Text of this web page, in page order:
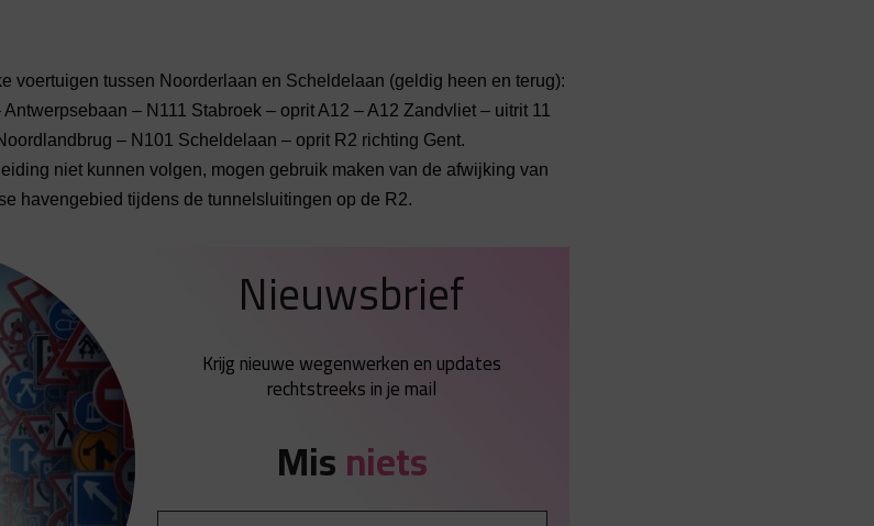
voertuigen tussen Noorderlaan en Scheldelaan (geldig heen en terug):
– N111 Stabroek – oprit A12 – A12 Zandvliet – uitrit 11
– N101 Scheldelaan – oprit R2 richting Gent.
niet kunnen volgen, mogen gebruik maken van de afwijking van
havengebied tijdens de tunnelsluitingen op de R2.
Nieuwsbrief
Krijg nieuwe wegenwerken en updates
rechtstreeks in je mail
Misniets